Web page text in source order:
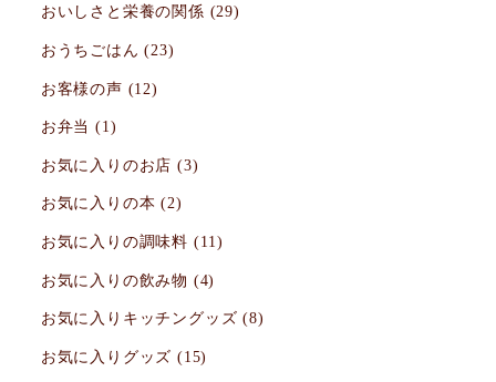
おいしさと栄養の関係 (29)
おうちごはん (23)
お客様の声 (12)
お弁当 (1)
お気に入りのお店 (3)
お気に入りの本 (2)
お気に入りの調味料 (11)
お気に入りの飲み物 (4)
お気に入りキッチングッズ (8)
お気に入りグッズ (15)